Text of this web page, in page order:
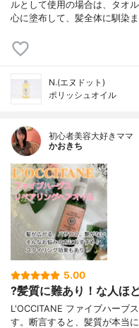
ルとして使用の場合は、タオ
心に塗布して、髪全体に馴染
N.(エヌドット)
ポリッシュオイル
初心者美容大好きママ
かおきち
5.00
?髪質に難あり！な人ほ
L'OCCITANE ファイブハーブ
す。断言すると、髪質が本当